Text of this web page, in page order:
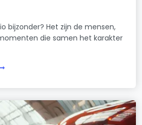
bijzonder? Het zijn de mensen,
die samen het karakter